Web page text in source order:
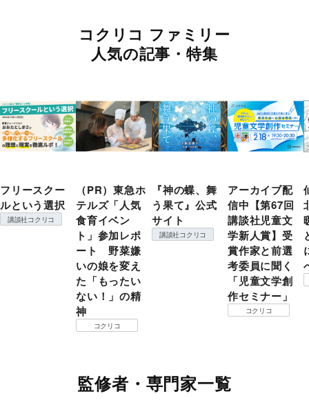
コクリコ ファミリー
人気の記事・特集
フリースクー
ルという選択
講談社コクリコ
（PR）東急ホ
テルズ「人気
食育イベン
ト」参加レポ
ート 野菜嫌
いの娘を変え
た「もったい
ない！」の精
神
コクリコ
『神の蝶、舞
う果て』公式
サイト
講談社コクリコ
アーカイブ配
信中【第67回
講談社児童文
学新人賞】受
賞作家と前選
考委員に聞く
「児童文学創
作セミナー」
コクリコ
監修者・専門家一覧